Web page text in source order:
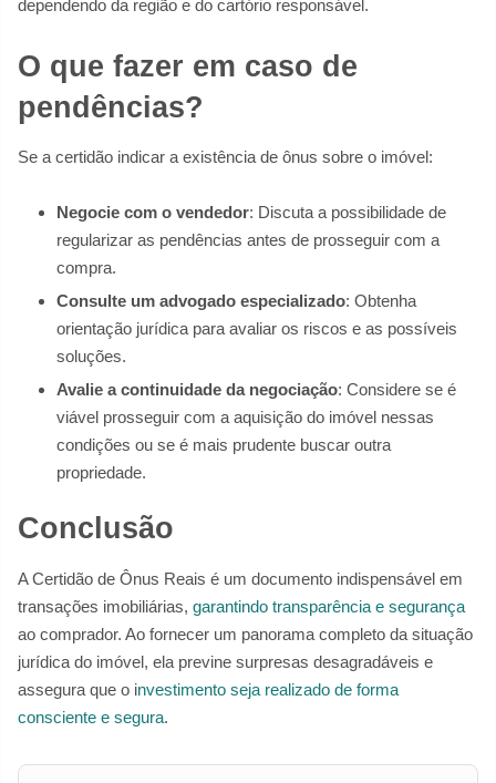
dependendo da região e do cartório responsável.
O que fazer em caso de
pendências?
Se a certidão indicar a existência de ônus sobre o imóvel:
Negocie com o vendedor: Discuta a possibilidade de
regularizar as pendências antes de prosseguir com a
compra.
Consulte um advogado especializado: Obtenha
orientação jurídica para avaliar os riscos e as possíveis
soluções.
Avalie a continuidade da negociação: Considere se é
viável prosseguir com a aquisição do imóvel nessas
condições ou se é mais prudente buscar outra
propriedade.
Conclusão
A Certidão de Ônus Reais é um documento indispensável em
transações imobiliárias, garantindo transparência e segurança
ao comprador. Ao fornecer um panorama completo da situação
jurídica do imóvel, ela previne surpresas desagradáveis e
assegura que o investimento seja realizado de forma
consciente e segura.